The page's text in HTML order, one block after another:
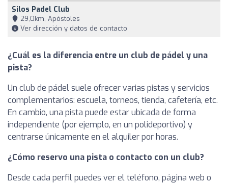
Silos Padel Club
29,0km, Apóstoles
Ver dirección y datos de contacto
¿Cuál es la diferencia entre un club de pádel y una
pista?
Un club de pádel suele ofrecer varias pistas y servicios
complementarios: escuela, torneos, tienda, cafetería, etc.
En cambio, una pista puede estar ubicada de forma
independiente (por ejemplo, en un polideportivo) y
centrarse únicamente en el alquiler por horas.
¿Cómo reservo una pista o contacto con un club?
Desde cada perfil puedes ver el teléfono, página web o